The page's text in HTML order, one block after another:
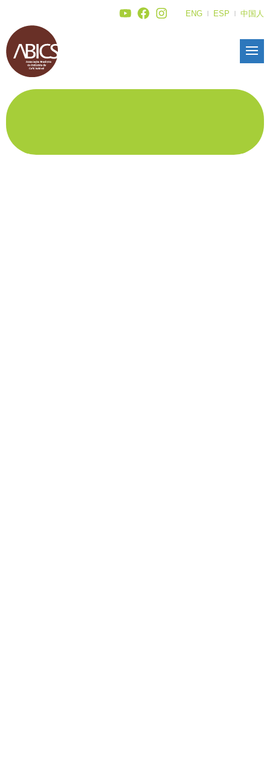
ENG ESP 中国人